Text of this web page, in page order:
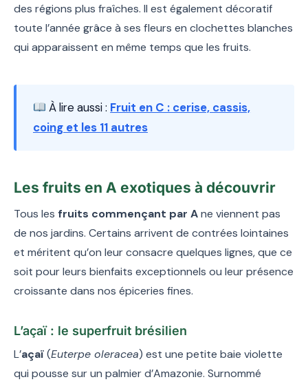
des régions plus fraîches. Il est également décoratif
toute l’année grâce à ses fleurs en clochettes blanches
qui apparaissent en même temps que les fruits.
À lire aussi : Fruit en C : cerise, cassis,
coing et les 11 autres
Les fruits en A exotiques à découvrir
Tous les fruits commençant par Ane viennent pas
de nos jardins. Certains arrivent de contrées lointaines
et méritent qu’on leur consacre quelques lignes, que ce
soit pour leurs bienfaits exceptionnels ou leur présence
croissante dans nos épiceries fines.
L’açaï : le superfruit brésilien
L’açaï(Euterpe oleracea) est une petite baie violette
qui pousse sur un palmier d’Amazonie. Surnommé